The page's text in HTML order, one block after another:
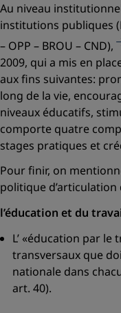
Au niveau
institutions publiques
– OPP – BROU – CND),
2009, qui a mis en
aux fins suivantes:
long de la vie,
niveaux éducatifs,
comporte quatre
stages pratiques et
Pour finir, on
politique d’articulation
l’éducation et du
L’«éducation par le
transversaux que
nationale dans
art. 40).